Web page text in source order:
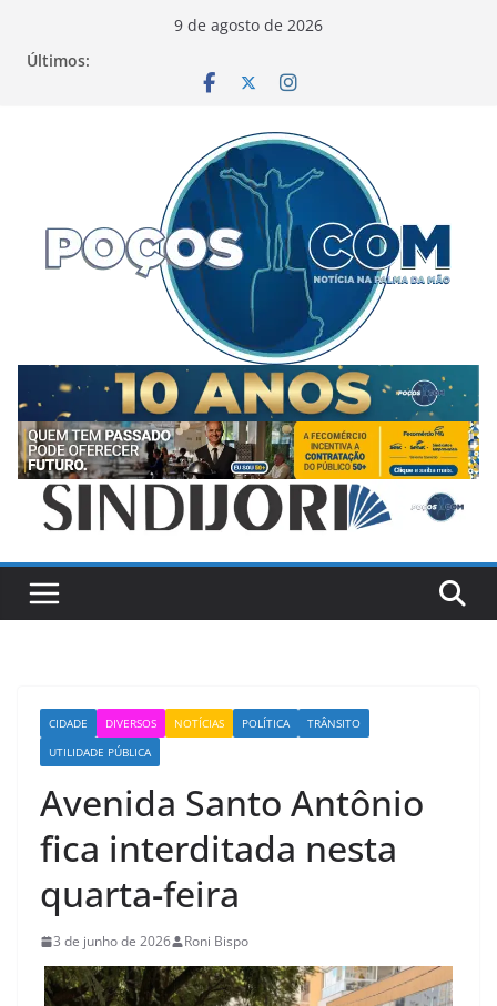
9 de agosto de 2026
Últimos:
CIDADE DIVERSOS NOTÍCIAS POLÍTICA
TRÂNSITO
UTILIDADE PÚBLICA
Avenida Santo Antônio
fica interditada nesta
quarta-feira
3 de junho de 2026 Roni Bispo